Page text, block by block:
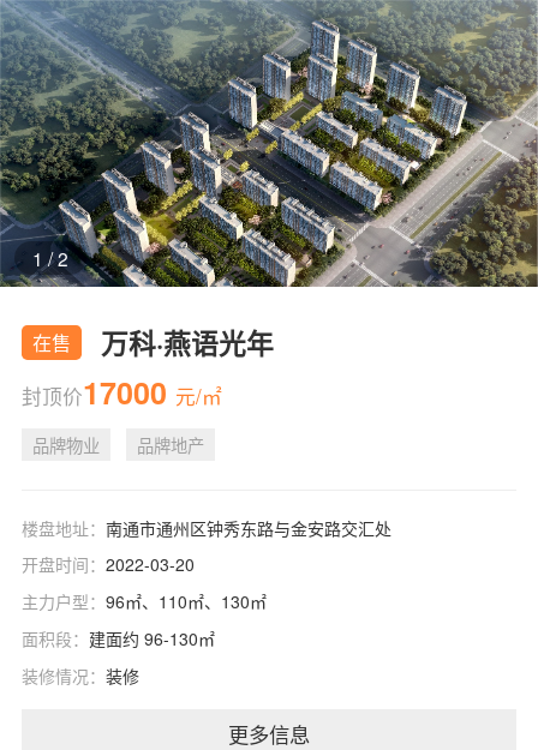
2 /2
在售 万科·燕语光年
封顶价17000 元/㎡
品牌物业 品牌地产
楼盘地址： 南通市通州区钟秀东路与金安路交汇处
开盘时间： 2022-03-20
主力户型： 96㎡、110㎡、130㎡
面积段： 建面约 96-130㎡
装修情况： 装修
更多信息